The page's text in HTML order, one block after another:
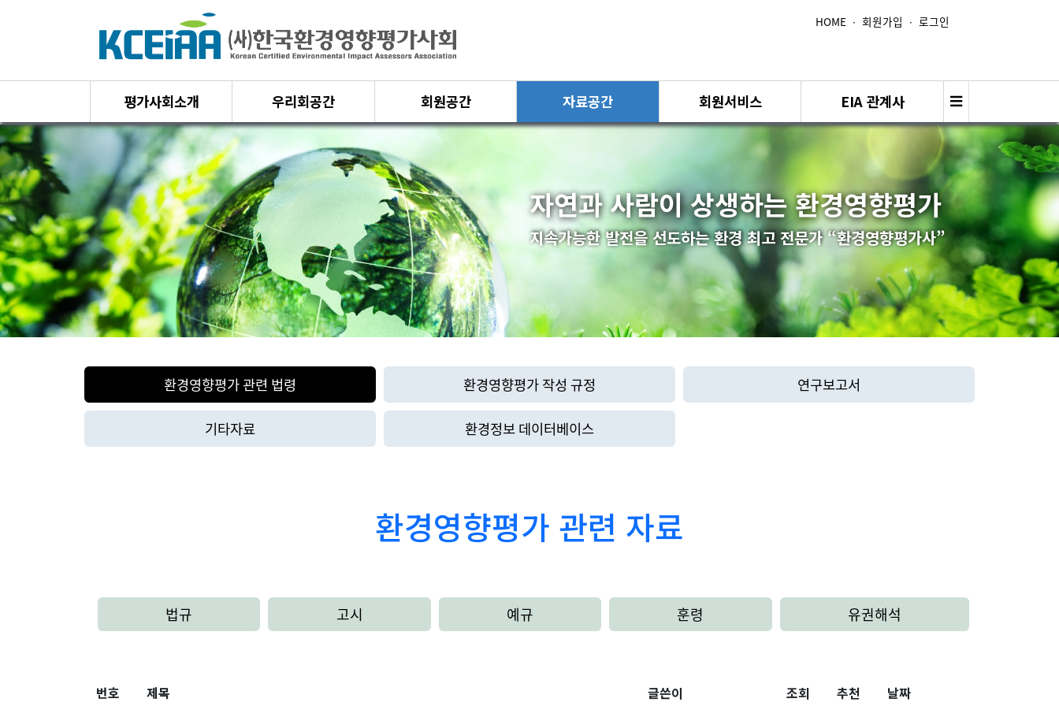
HOME ∙ 회원가입 ∙ 로그인
평가사회소개 우리회공간 회원공간 자료공간 회원서비스 EIA 관계사
자연과 사람이 상생하는 환경영향평가
지속가능한 발전을 선도하는 환경 최고 전문가 “환경영향평가사”
환경영향평가 관련 법령 환경영향평가 작성 규정 연구보고서
기타자료 환경정보 데이터베이스
환경영향평가 관련 자료
법규 고시 예규 훈령 유권해석
번호 제목 글쓴이 조회 추천 날짜